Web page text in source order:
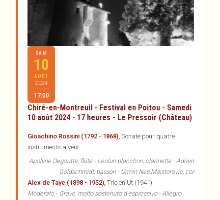
SAM
10
AOÛT
2024
17:00
Chiré-en-Montreuil - Festival en Poitou - Samedi
10 août 2024 - 17 heures - Le Pressoir (Château)
Gioachino Rossini (1792 - 1868), Sonate pour quatre
instruments à vent
Apolline Degoutte, flûte - Leolun planchon, clarinette - Adrien
Goldschmidt, basson - Urmin Nes Majstorovic, cor
Alex de Taye (1898 - 1952), Trio en Ut (1941)
Moderato - Grave, molto sostenuto d espressivo - Allegro